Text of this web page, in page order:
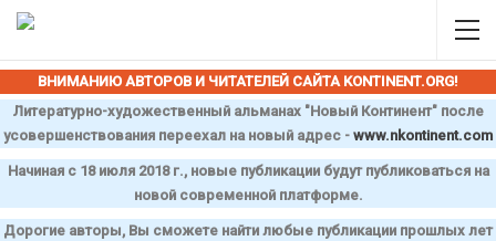
ВНИМАНИЮ АВТОРОВ И ЧИТАТЕЛЕЙ САЙТА KONTINENT.ORG!
Литературно-художественный альманах "Новый Континент" после
усовершенствования переехал на новый адрес - www.nkontinent.com
Начиная с 18 июля 2018 г., новые публикации будут публиковаться на
новой современной платформе.
Дорогие авторы, Вы сможете найти любые публикации прошлых лет